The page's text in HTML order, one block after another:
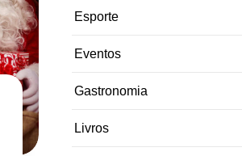
Esporte
Eventos
Gastronomia
Livros